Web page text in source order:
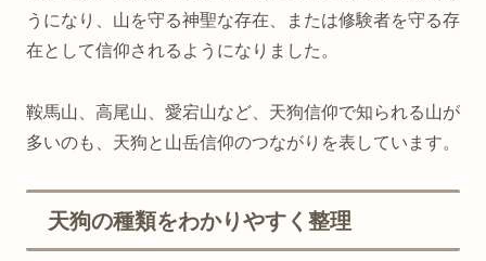
うになり、山を守る神聖な存在、または修験者を守る存
在として信仰されるようになりました。
鞍馬山、高尾山、愛宕山など、天狗信仰で知られる山が
多いのも、天狗と山岳信仰のつながりを表しています。
天狗の種類をわかりやすく整理